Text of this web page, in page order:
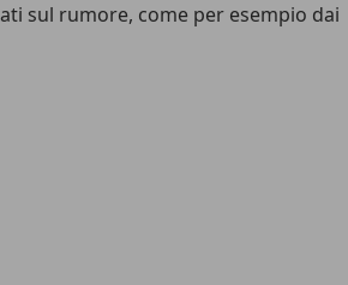
sul rumore, come per esempio dai